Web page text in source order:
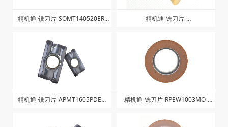
精机通-铣刀片-SOMT140520ER- 精机通-铣刀片-
精机通-铣刀片-APMT1605PDER- 精机通-铣刀片-RPEW1003MO-